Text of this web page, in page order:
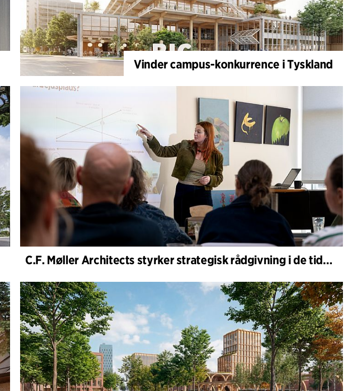
Vinder campus-konkurrence i Tyskland
C.F. Møller Architects styrker strategisk rådgivning i de tidlige faser